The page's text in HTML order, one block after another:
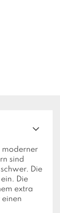
moderner
sind
Die
Die
extra